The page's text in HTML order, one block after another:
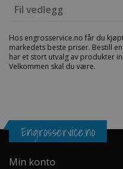
Fil vedlegg
Hos engrosservice.no får du
markedets beste priser. Bestill en
har et stort utvalg av produkter
Velkommen skal du være.
Engrosservice.no
Min konto